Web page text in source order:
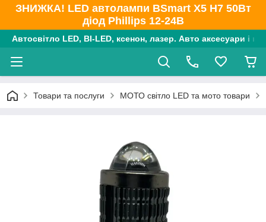
ЗНИЖКА! LED автолампи BSmart X5 H7 50Вт
діод Phillips 12-24В
Автосвітло LED, BI-LED, ксенон, лазер. Авто аксесуари і
Товари та послуги МОТО світло LED та мото товари